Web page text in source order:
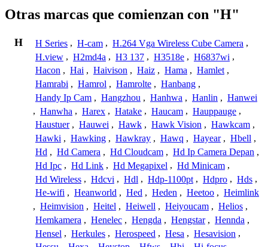
Otras marcas que comienzan con "H"
H H Series , H-cam , H.264 Vga Wireless Cube Camera ,
H.view , H2md4a , H3 137 , H3518e , H6837wi ,
Hacon , Hai , Haivison , Haiz , Hama , Hamlet ,
Hamrabi , Hamrol , Hamrolte , Hanbang ,
Handy Ip Cam , Hangzhou , Hanhwa , Hanlin , Hanwei
, Hanwha , Harex , Hatake , Haucam , Hauppauge ,
Haustuer , Hauwei , Hawk , Hawk Vision , Hawkcam ,
Hawki , Hawking , Hawkray , Hawq , Hayear , Hbell ,
Hd , Hd Camera , Hd Cloudcam , Hd Ip Camera Depan ,
Hd Ipc , Hd Link , Hd Megapixel , Hd Minicam ,
Hd Wireless , Hdcvi , Hdl , Hdp-1100pt , Hdpro , Hds ,
He-wifi , Heanworld , Hed , Heden , Heetoo , Heimlink
, Heimvision , Heitel , Heiwell , Heiyoucam , Helios ,
Hemkamera , Henelec , Hengda , Hengstar , Hennda ,
Hensel , Herkules , Herospeed , Hesa , Hesavision ,